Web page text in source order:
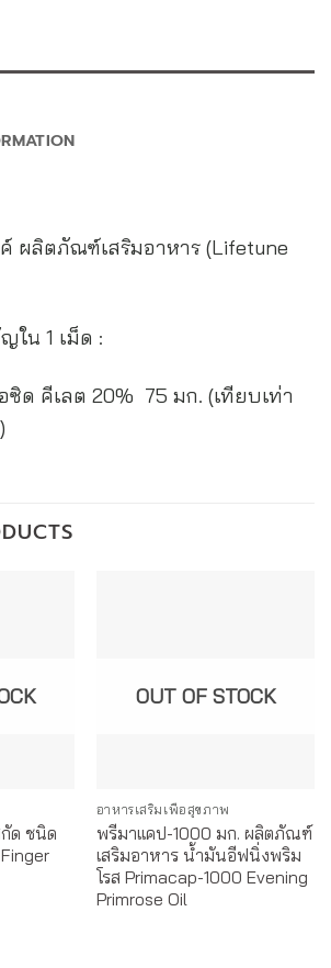
ผลิตภัณฑ์เสริมอาหาร (Lifetune
ใน 1 เม็ด :
ซิด คีเลต 20% 75 มก. (เทียบเท่า
ด ชนิด
OUT OF STOCK
อาหารเสริมเพื่อสุขภาพ
พรีมาแคป-1000 มก. ผลิตภัณฑ์
เสริมอาหาร น้ำมันอีฟนิ่งพริม
โรส Primacap-1000 Evening
Primrose Oil